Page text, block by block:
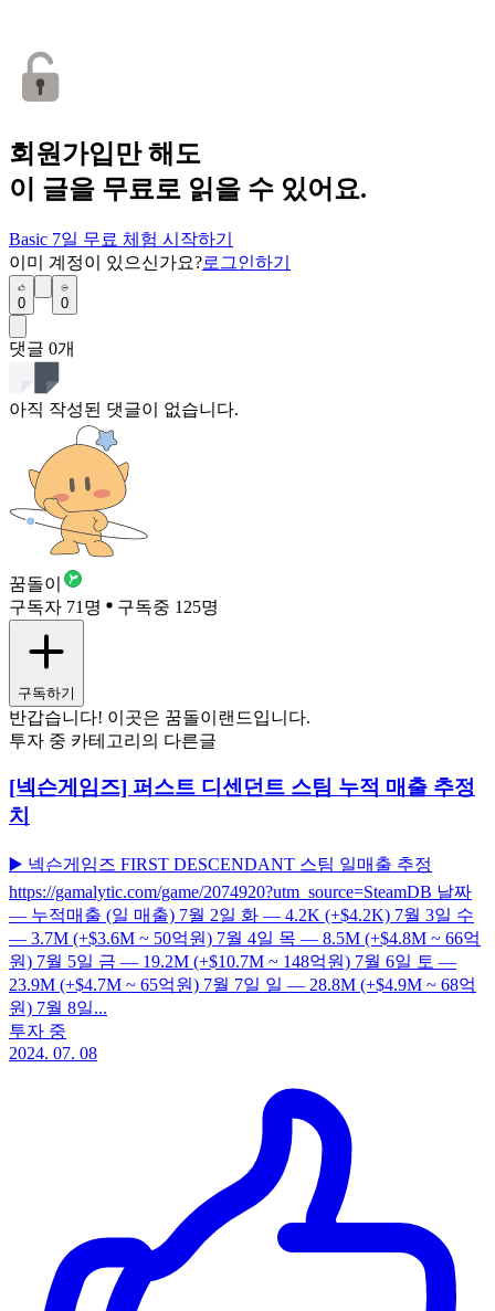
회원가입만 해도
이 글을 무료로 읽을 수 있어요.
Basic 7일 무료 체험 시작하기
이미 계정이 있으신가요?로그인하기
0 0
댓글 0개
아직 작성된 댓글이 없습니다.
꿈돌이
구독자 71명
구독중 125명
구독하기
반갑습니다! 이곳은 꿈돌이랜드입니다.
투자 중 카테고리의 다른글
[넥슨게임즈] 퍼스트 디센던트 스팀 누적 매출 추정
치
▶️ 넥슨게임즈 FIRST DESCENDANT 스팀 일매출 추정
https://gamalytic.com/game/2074920?utm_source=SteamDB 날짜
— 누적매출 (일 매출) 7월 2일 화 — 4.2K (+$4.2K) 7월 3일 수
— 3.7M (+$3.6M ~ 50억원) 7월 4일 목 — 8.5M (+$4.8M ~ 66억
원) 7월 5일 금 — 19.2M (+$10.7M ~ 148억원) 7월 6일 토 —
23.9M (+$4.7M ~ 65억원) 7월 7일 일 — 28.8M (+$4.9M ~ 68억
원) 7월 8일...
투자 중
2024. 07. 08